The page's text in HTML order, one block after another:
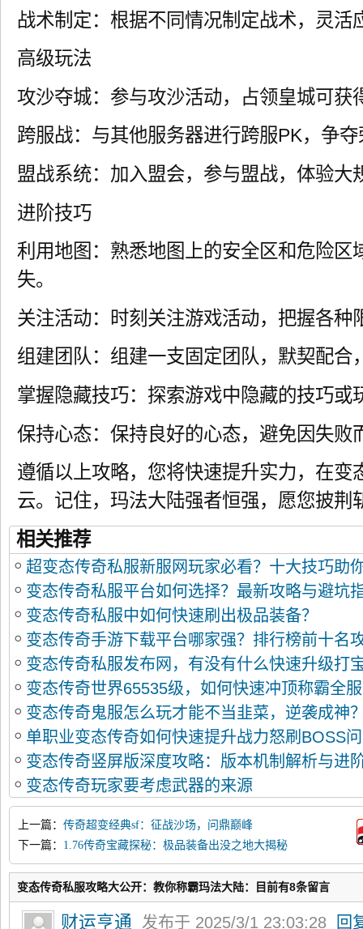
战术制定：根据不同情况制定战术，灵活
高级玩法
攻沙夺城：参与攻沙活动，占领皇城可获
跨服战：与其他服务器进行跨服PK，争
盟战系统：加入盟会，参与盟战，体验大
进阶技巧
利用地图：熟悉地图上的安全区和危险区
失。
关注活动：时刻关注游戏活动，把握各种
组建团队：组建一支固定团队，默契配合
掌握隐藏技巧：探索游戏中隐藏的技巧或
保持心态：保持良好的心态，避免因失败
遵循以上攻略，您将快速提升实力，在变
云。记住，玛法大陆强者恒强，愿您披荆
相关推荐
超变态传奇私服新服网玩家必看？十大技巧助
服
变态传奇私服平台如何选择？最新攻略与避坑
变态传奇私服中如何快速刷出极品装备？
变态传奇手游下载平台哪家强？排行榜前十名
些？
变态传奇私服发布网，有没有什么快速升级打
变态传奇世界65535级，如何快速冲顶称霸全
变态传奇鬼服怎么玩才能不当韭菜，逆袭成神
单职业变态传奇如何快速提升战力怒刷BOSS
变态传奇竖屏版深度攻略：版本机制解析与进
变态传奇玩家要考虑武器的来源
上一篇： 传奇超变经典sf：征战沙场，问鼎巅峰
下一篇： 1.76传奇宝藏探秘：极品装备出没之地大揭秘
变态传奇私服攻略大公开：教你称霸玛法大陆：目前有8条留言
财运亨通 发布于 2025/3/1 23:03:28 回